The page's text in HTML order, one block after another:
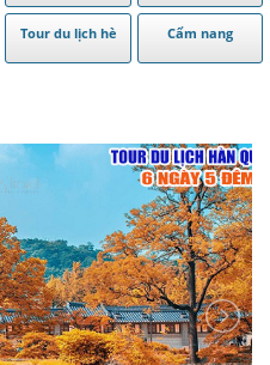
Tour du lịch hè Cẩm nang